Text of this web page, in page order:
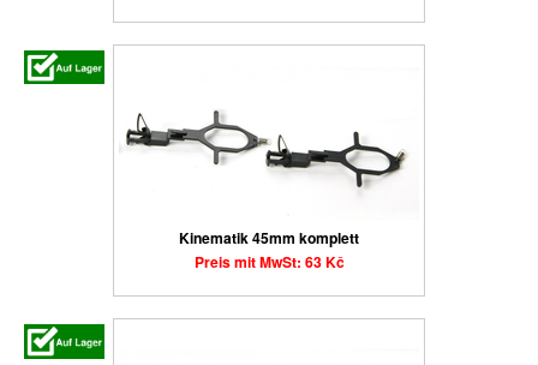
Kinematik 45mm komplett
Preis mit MwSt: 63 Kč